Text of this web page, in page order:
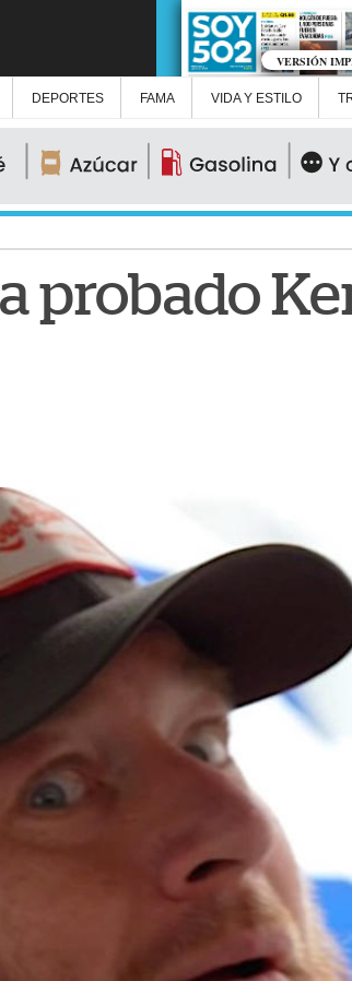
VERSIÓN
DEPORTES FAMA VIDA Y ESTILO
probado